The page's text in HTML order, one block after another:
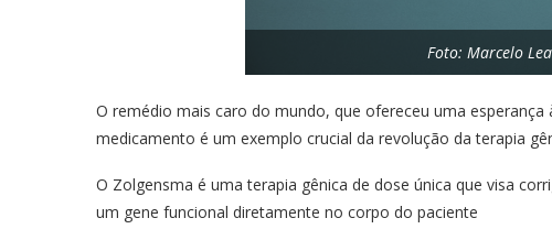
Foto: Marcelo
O remédio mais caro do mundo, que ofereceu uma esperança
medicamento é um exemplo crucial da revolução da terapia
O Zolgensma é uma terapia gênica de dose única que visa
um gene funcional diretamente no corpo do paciente